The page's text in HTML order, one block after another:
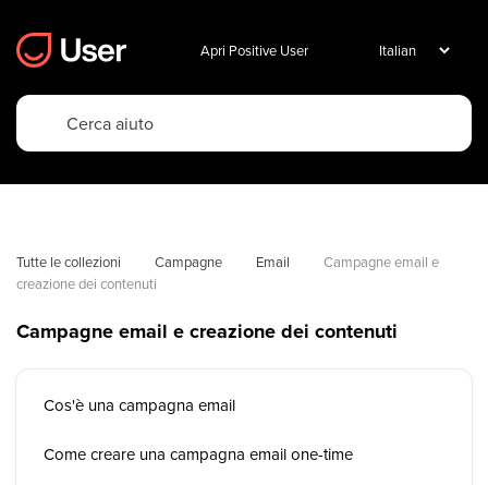
Apri Positive User
Tutte le collezioni Campagne Email
Campagne email e
creazione dei contenuti
Campagne email e creazione dei contenuti
Cos'è una campagna email
Come creare una campagna email one-time